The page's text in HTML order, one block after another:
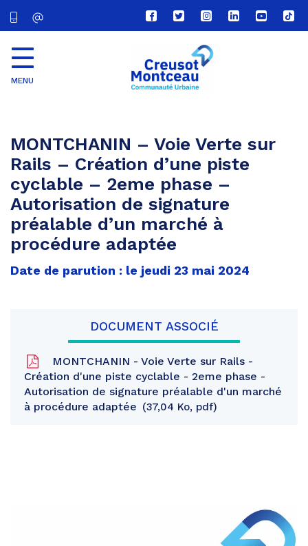
Lien
vers
compte
Facebook
Lien
vers
compte
Twitter
Lien
vers
le
compte
Lien
vers
Lien
vers
Lien
vers
MENU
MONTCHANIN – Voie Verte sur
Rails – Création d’une piste
cyclable – 2eme phase –
Autorisation de signature
préalable d’un marché à
procédure adaptée
Date de parution : le jeudi 23 mai 2024
DOCUMENT ASSOCIÉ
MONTCHANIN - Voie Verte sur Rails -
Création d'une piste cyclable - 2eme phase -
Autorisation de signature préalable d'un marché
à procédure adaptée
37,04 Ko, pdf